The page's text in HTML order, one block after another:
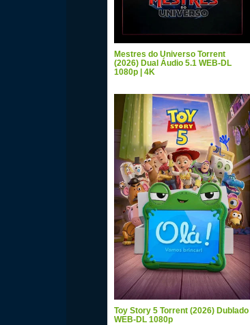
Mestres do Universo Torrent
(2026) Dual Áudio 5.1 WEB-DL
1080p | 4K
Toy Story 5 Torrent (2026) Dublado
WEB-DL 1080p